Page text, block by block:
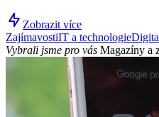
Zobrazit více
ZajímavostiIT a technologie
Vybrali jsme pro vás Magazíny a